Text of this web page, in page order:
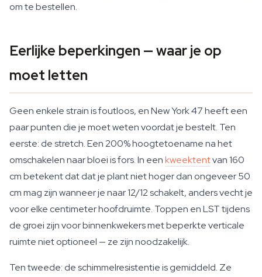
om te bestellen.
Eerlijke beperkingen — waar je op
moet letten
Geen enkele strain is foutloos, en New York 47 heeft een
paar punten die je moet weten voordat je bestelt. Ten
eerste: de stretch. Een 200% hoogtetoename na het
omschakelen naar bloei is fors. In eenkweektentvan 160
cm betekent dat dat je plant niet hoger dan ongeveer 50
cm mag zijn wanneer je naar 12/12 schakelt, anders vecht je
voor elke centimeter hoofdruimte. Toppen en LST tijdens
de groei zijn voor binnenkwekers met beperkte verticale
ruimte niet optioneel — ze zijn noodzakelijk.
Ten tweede: de schimmelresistentie is gemiddeld. Ze